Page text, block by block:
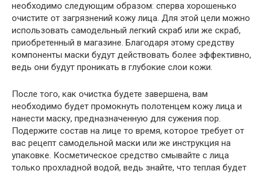
необходимо следующим образом: сперва хорошенько
очистите от загрязнений кожу лица. Для этой цели можно
использовать самодельный легкий скраб или же скраб,
приобретенный в магазине. Благодаря этому средству
компоненты маски будут действовать более эффективно,
ведь они будут проникать в глубокие слои кожи.
После того, как очистка будете завершена, вам
необходимо будет промокнуть полотенцем кожу лица и
нанести маску, предназначенную для сужения пор.
Подержите состав на лице то время, которое требует от
вас рецепт самодельной маски или же инструкция на
упаковке. Косметическое средство смывайте с лица
только прохладной водой, ведь знайте, что теплая будет